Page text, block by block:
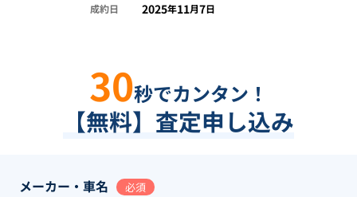
成約日
2025年11月7日
30秒でカンタン！
【無料】査定申し込み
メーカー・車名 必須